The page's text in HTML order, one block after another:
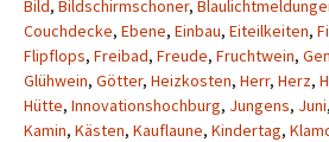
Bild, Bildschirmschoner,
Couchdecke, Ebene, Einbau, Eiteilkeiten,
Flipflops, Freibad, Freude, Fruchtwein,
Glühwein, Götter, Heizkosten, Herr, Herz,
Hütte, Innovationshochburg, Jungens, Juni,
Kamin, Kästen, Kauflaune, Kindertag,